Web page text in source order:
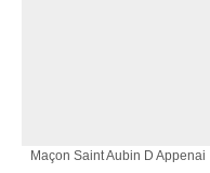
Maçon Saint Aubin D Appenai